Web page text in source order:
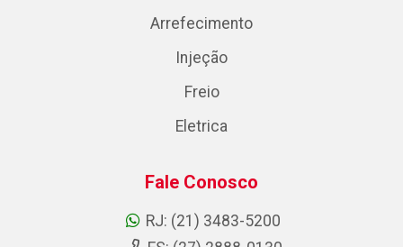
Arrefecimento
Injeção
Freio
Eletrica
Fale Conosco
RJ: (21) 3483-5200